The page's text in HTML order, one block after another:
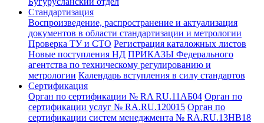
Стандартизация
Воспроизведение, распространение и актуализация
документов в области стандартизации и метрологии
Проверка ТУ и СТО Регистрация каталожных листов
Новые поступления НД ПРИКАЗЫ Федерального
агентства по техническому регулированию и
метрологии Календарь вступления в силу стандартов
Сертификация
Орган по сертификации № RA RU.11АБ04 Орган по
сертификации услуг № RA.RU.120015 Орган по
сертификации систем менеджмента № RA.RU.13HB18